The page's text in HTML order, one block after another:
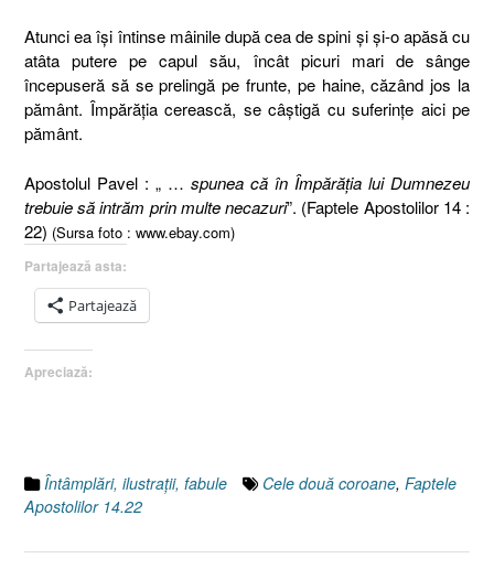
Atunci ea îşi întinse mâinile după cea de spini şi şi-o apăsă cu
atâta putere pe capul său, încât picuri mari de sânge
începuseră să se prelingă pe frunte, pe haine, căzând jos la
pământ. Împărăţia cerească, se câştigă cu suferinţe aici pe
pământ.
Apostolul Pavel : „ … spunea că în Împărăţia lui Dumnezeu
trebuie să intrăm prin multe necazuri”. (Faptele Apostolilor 14 :
22) (Sursa foto : www.ebay.com)
Partajează asta:
Partajează
Apreciază:
Întâmplări, ilustraţii, fabule Cele două coroane, Faptele
Apostolilor 14.22